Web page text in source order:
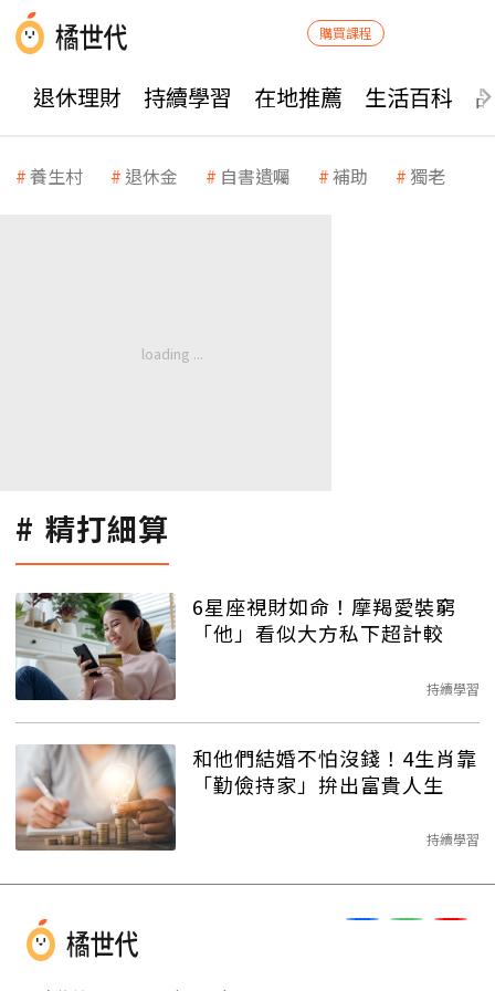
購買課程
退休理財 持續學習 在地推薦 生活百科
養生村 退休金 自書遺囑 補助 獨老
精打細算
6星座視財如命！摩羯愛裝窮
「他」看似大方私下超計較
持續學習
和他們結婚不怕沒錢！4生肖靠
「勤儉持家」拚出富貴人生
持續學習